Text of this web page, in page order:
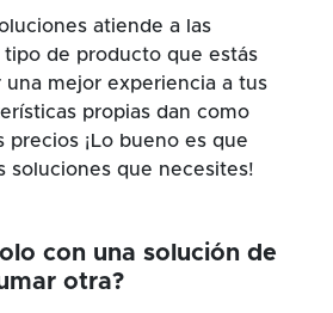
atiende a las
tipo de producto que estás
una mejor experiencia a tus
propias dan como
¡Lo bueno es que
soluciones que necesites!
con una solución de
otra?